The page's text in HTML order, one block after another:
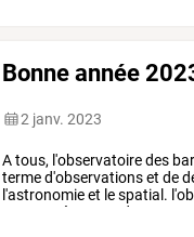
Bonne année
2 janv. 2023
Atous, l'observatoiredes
termed'observationset de
l'astronomieet lespatial.
après de